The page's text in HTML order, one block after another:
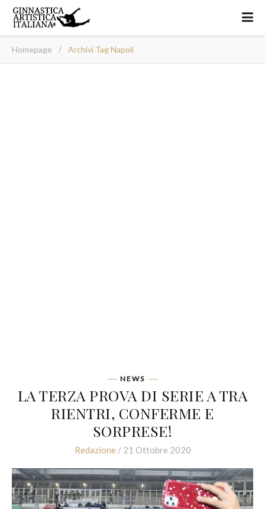
Homepage / Archivi Tag Napoli
NEWS
LA TERZA PROVA DI SERIE A TRA
RIENTRI, CONFERME E
SORPRESE!
Redazione/ 21 Ottobre 2020